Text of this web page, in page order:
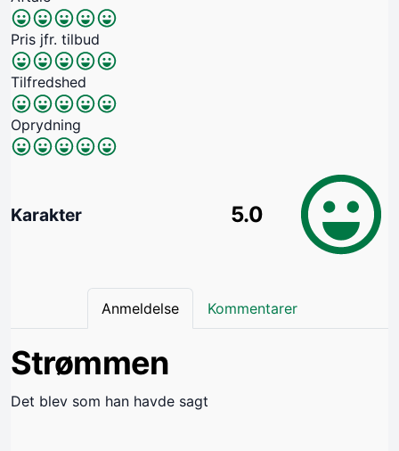
Pris jfr. tilbud
Tilfredshed
Oprydning
Karakter 5.0
Anmeldelse Kommentarer
Strømmen
Det blev som han havde sagt